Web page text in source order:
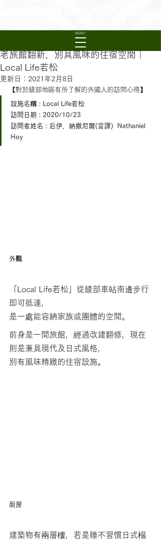
MENU
老旅館翻新，別具風味的住宿空間｜
Local Life若松
更新日： 2021年2月8日
【對於綾部地區有所了解的外國人的訪問心得】
設施名稱 : Local Life若松
訪問日期 : 2020/10/23
訪問者姓名 : 后伊．納撒尼爾(音譯)  Nathaniel
Hoy
外觀
「Local Life若松」從綾部車站南邊步行
即可抵達，
是一處能容納家族或團體的空間。
前身是一間旅館，經過改建翻修，現在
則是兼具現代及日式風格，
別有風味精緻的住宿設施。
廚房
建築物有兩層樓，若是睡不習慣日式榻